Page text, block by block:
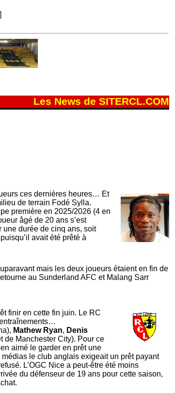
Les News de SITERCL.COM
ces dernières heures… Et
de terrain Fodé Sylla.
première en 2025/2026 (4 en
âgé de 20 ans s’est
durée de cinq ans, soit
avait été prêté à
mais les deux joueurs étaient en fin de
au Sunderland AFC et Malang Sarr
finir en cette fin juin. Le RC
Mathew Ryan, Denis
de Manchester City). Pour ce
aimé le garder en prêt une
le club anglais exigeait un prêt payant
L’OGC Nice a peut-être été moins
du défenseur de 19 ans pour cette saison,